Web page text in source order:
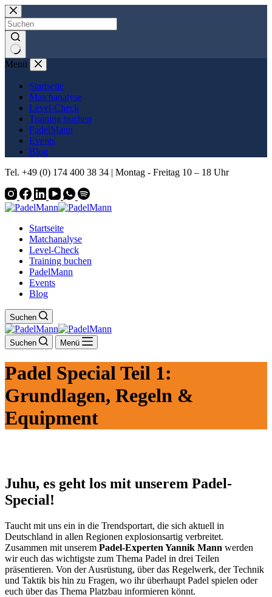
Zum
Inhalt
springen
Keine
Ergebnisse
Menü
Startseite
Matchanalyse
Level-Check
Training buchen
PadelMann
Events
Blog
Tel. +49 (0) 174 400 38 34 | Montag - Freitag 10 – 18 Uhr
Startseite
Matchanalyse
Level-Check
Training buchen
PadelMann
Events
Blog
Suchen
Suchen Menü
Padel Special Teil 1:
Grundlagen, Regeln &
Equipment
Juhu, es geht los mit unserem Padel-
Special!
Taucht mit uns ein in die Trendsportart, die sich aktuell in
Deutschland in allen Regionen explosionsartig verbreitet.
Zusammen mit unserem Padel-Experten Yannik Mann werden
wir euch das wichtigste zum Thema Padel in drei Teilen
präsentieren. Von der Ausrüstung, über das Regelwerk, der Technik
und Taktik bis hin zu Fragen, wo ihr überhaupt Padel spielen oder
euch über das Thema Platzbau informieren könnt.